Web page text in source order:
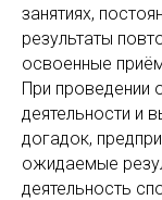
занятиях,
результаты
освоенные
При проведении
деятельности и
догадок,
ожидаемые
деятельность